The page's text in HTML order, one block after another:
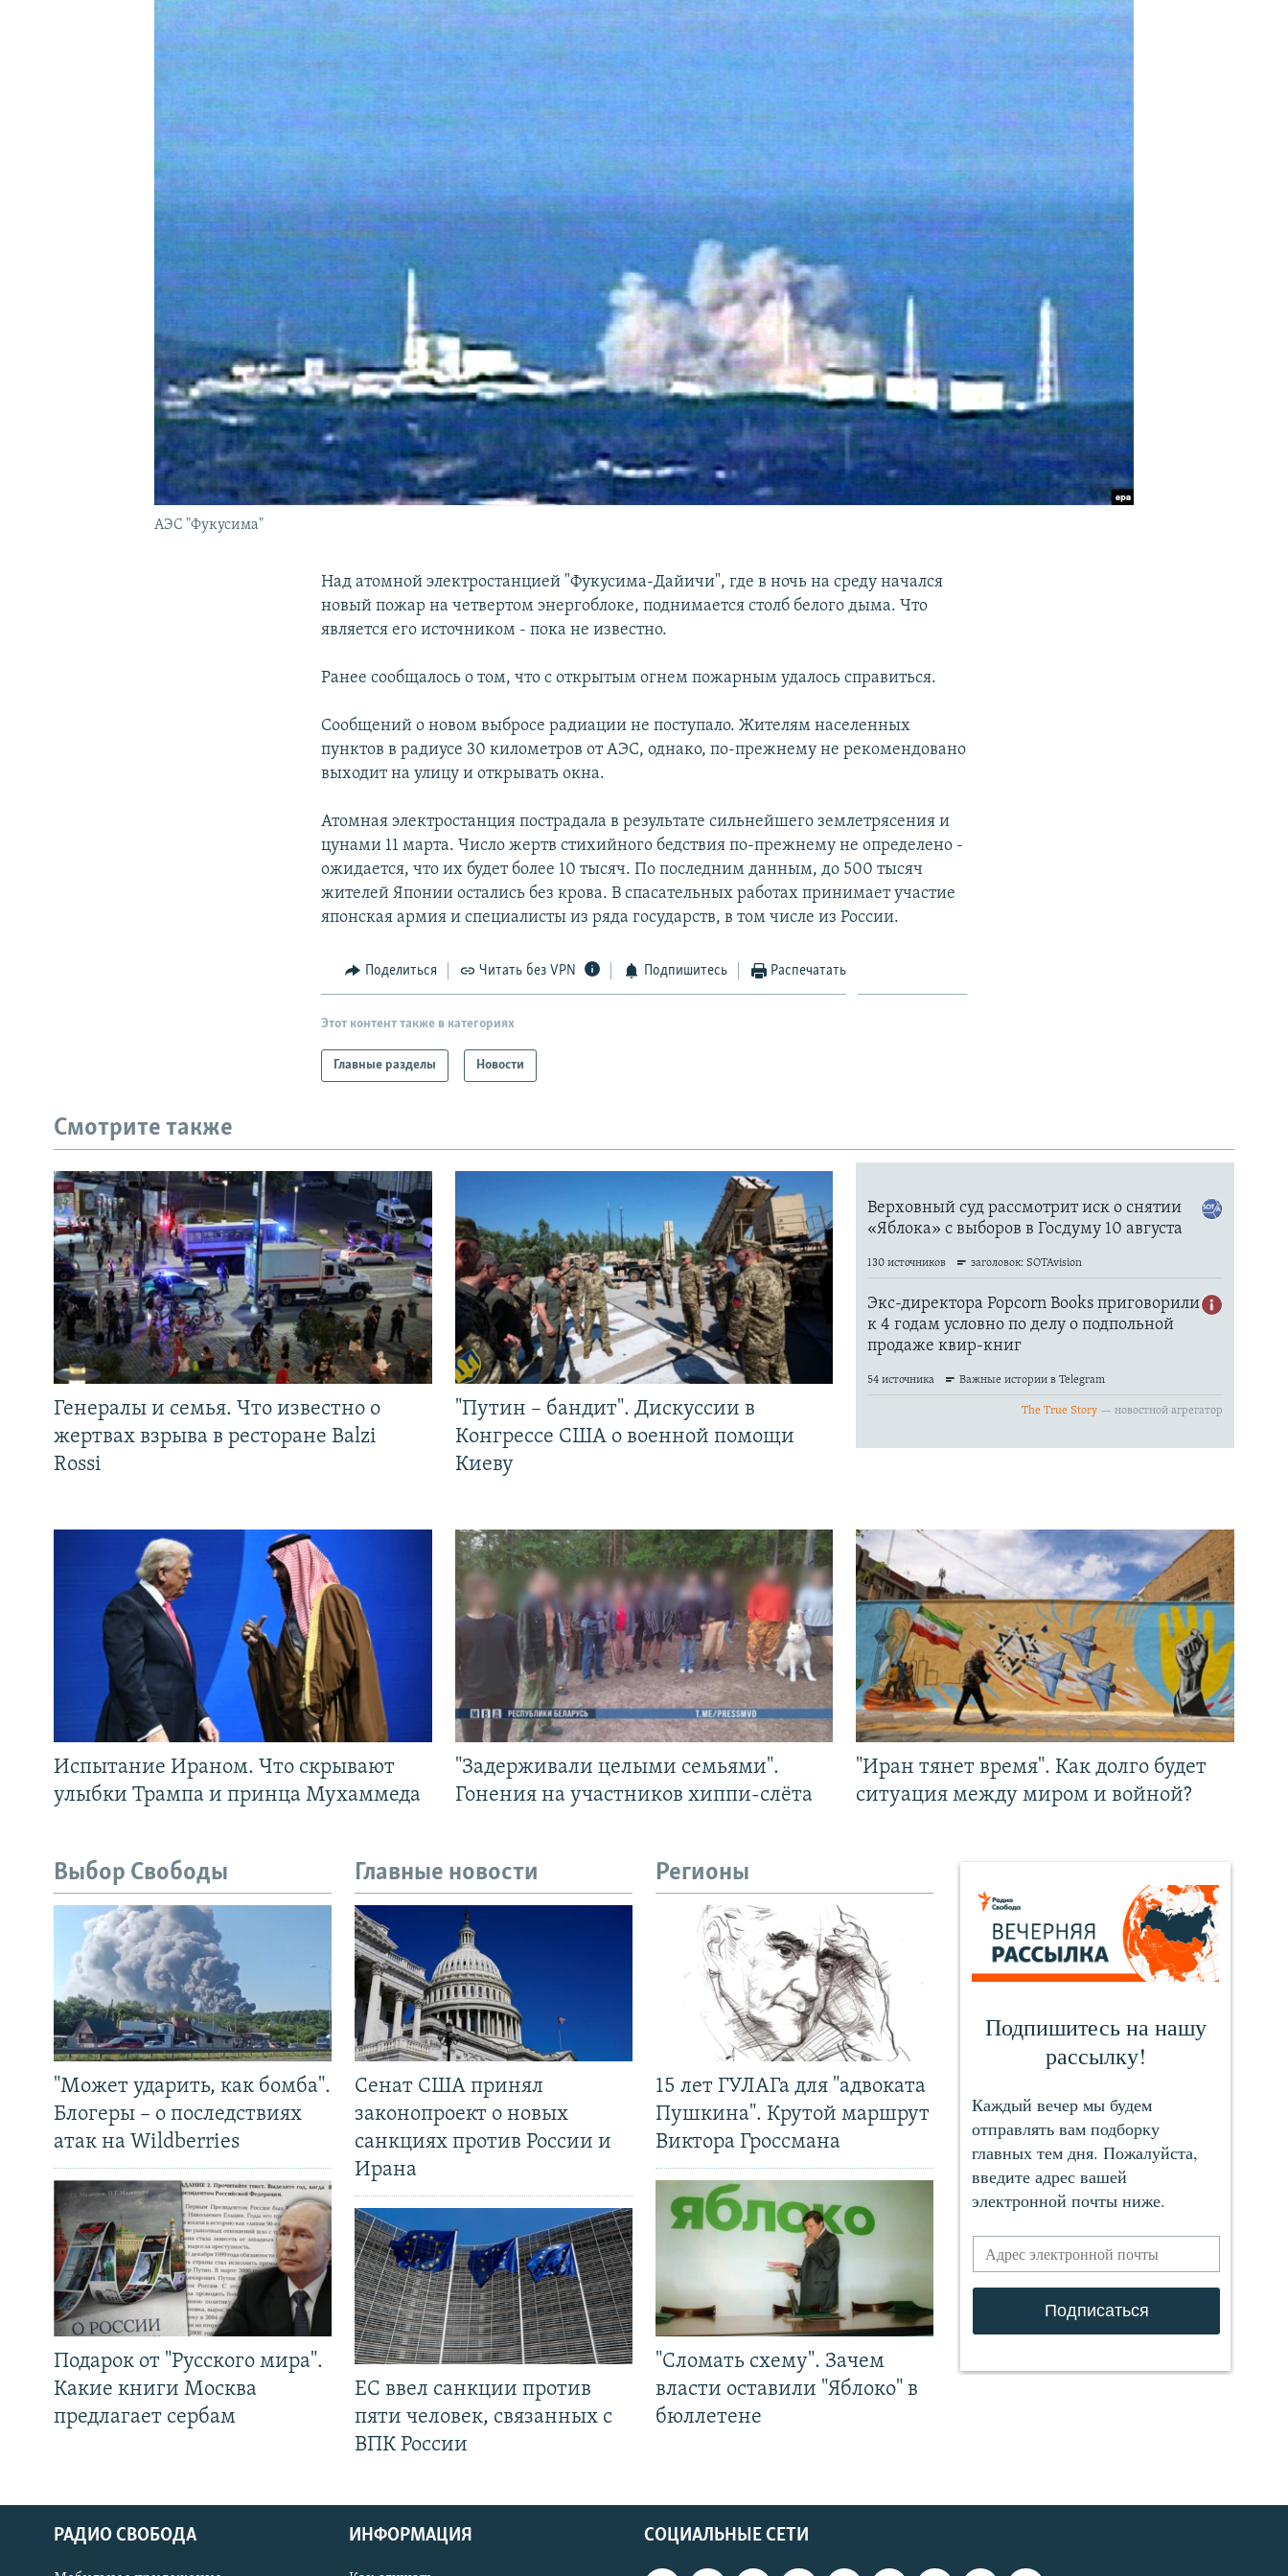
ПОДПИШИТЕСЬ НА РАССЫЛКУ
АЭС "Фукусима"
Над атомной электростанцией "Фукусима-Дайичи", где в ночь на среду начался
новый пожар на четвертом энергоблоке, поднимается столб белого дыма. Что
является его источником - пока не известно.
Ранее сообщалось о том, что с открытым огнем пожарным удалось справиться.
Сообщений о новом выбросе радиации не поступало. Жителям населенных
пунктов в радиусе 30 километров от АЭС, однако, по-прежнему не рекомендовано
выходит на улицу и открывать окна.
Атомная электростанция пострадала в результате сильнейшего землетрясения и
цунами 11 марта. Число жертв стихийного бедствия по-прежнему не определено -
ожидается, что их будет более 10 тысяч. По последним данным, до 500 тысяч
жителей Японии остались без крова. В спасательных работах принимает участие
японская армия и специалисты из ряда государств, в том числе из России.
Поделиться Читать без VPN Подпишитесь Распечатать
Этот контент также в категориях
Главные разделы Новости
Смотрите также
Генералы и семья. Что известно о
жертвах взрыва в ресторане Balzi
Rossi
"Путин – бандит". Дискуссии в
Конгрессе США о военной помощи
Киеву
Испытание Ираном. Что скрывают
улыбки Трампа и принца Мухаммеда
"Задерживали целыми семьями".
Гонения на участников хиппи-слёта
"Иран тянет время". Как долго будет
ситуация между миром и войной?
Выбор Свободы
"Может ударить, как бомба".
Блогеры – о последствиях
атак на Wildberries
Подарок от "Русского мира".
Какие книги Москва
предлагает сербам
Главные новости
Сенат США принял
законопроект о новых
санкциях против России и
Ирана
ЕС ввел санкции против
пяти человек, связанных с
ВПК России
Регионы
15 лет ГУЛАГа для "адвоката
Пушкина". Крутой маршрут
Виктора Гроссмана
"Сломать схему". Зачем
власти оставили "Яблоко" в
бюллетене
СОЦИАЛЬНЫЕ СЕТИ
РАДИО СВОБОДА ИНФОРМАЦИЯ